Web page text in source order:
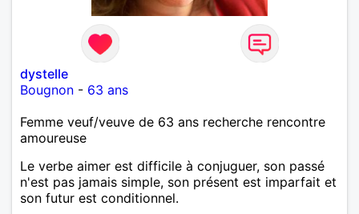
dystelle
Bougnon - 63 ans
Femme veuf/veuve de 63 ans recherche rencontre
amoureuse
Le verbe aimer est difficile à conjuguer, son passé
n'est pas jamais simple, son présent est imparfait et
son futur est conditionnel.